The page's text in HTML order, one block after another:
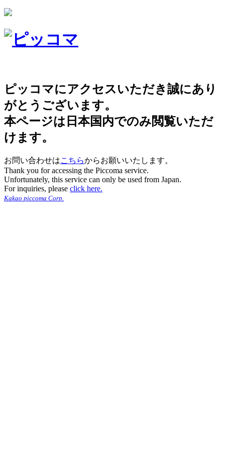
ピッコマにアクセスいただき誠にあり
がとうございます。
本ページは日本国内でのみ閲覧いただ
けます。
お問い合わせはこちらからお願いいたします。
Thank you for accessing the Piccoma service.
Unfortunately, this service can only be used from Japan.
For inquiries, please click here.
Kakao piccoma Corp.